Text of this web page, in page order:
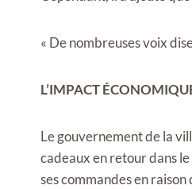
« De nombreuses voix
L’IMPACT
Le gouvernement de la
cadeaux en retour dans
ses commandes en